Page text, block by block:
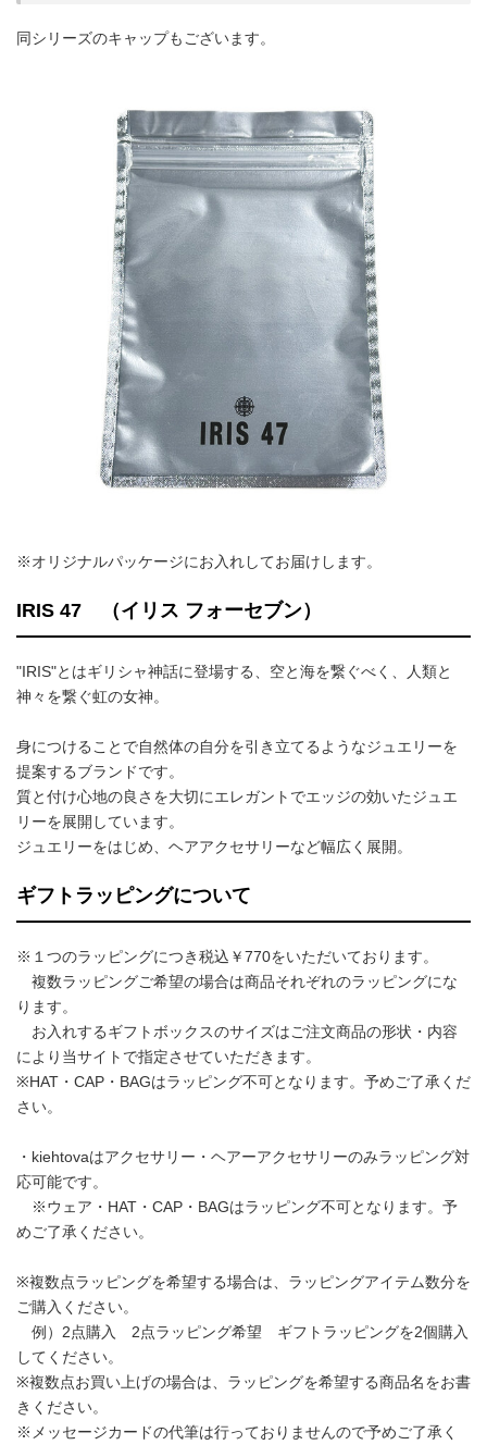
同シリーズのキャップもございます。
※オリジナルパッケージにお入れしてお届けします。
IRIS 47 （イリス フォーセブン）
"IRIS"とはギリシャ神話に登場する、空と海を繋ぐべく、人類と
神々を繋ぐ虹の女神。
身につけることで自然体の自分を引き立てるようなジュエリーを
提案するブランドです。
質と付け心地の良さを大切にエレガントでエッジの効いたジュエ
リーを展開しています。
ジュエリーをはじめ、ヘアアクセサリーなど幅広く展開。
ギフトラッピングについて
※１つのラッピングにつき税込￥770をいただいております。
複数ラッピングご希望の場合は商品それぞれのラッピングにな
ります。
お入れするギフトボックスのサイズはご注文商品の形状・内容
により当サイトで指定させていただきます。
※HAT・CAP・BAGはラッピング不可となります。予めご了承くだ
さい。
・kiehtovaはアクセサリー・ヘアーアクセサリーのみラッピング対
応可能です。
※ウェア・HAT・CAP・BAGはラッピング不可となります。予
めご了承ください。
※複数点ラッピングを希望する場合は、ラッピングアイテム数分を
ご購入ください。
例）2点購入 2点ラッピング希望 ギフトラッピングを2個購入
してください。
※複数点お買い上げの場合は、ラッピングを希望する商品名をお書
きください。
※メッセージカードの代筆は行っておりませんので予めご了承く